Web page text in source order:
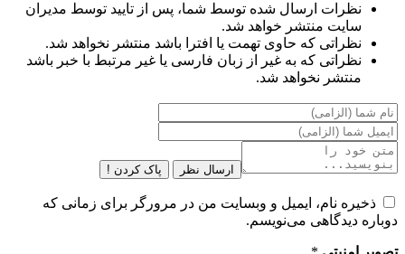
نظرات ارسال شده توسط شما، پس از تایید توسط مدیران
سایت منتشر خواهد شد.
نظراتی که حاوی تهمت یا افترا باشد منتشر نخواهد شد.
نظراتی که به غیر از زبان فارسی یا غیر مرتبط با خبر باشد
منتشر نخواهد شد.
ارسال نظر پاک کردن !
ذخیره نام، ایمیل و وبسایت من در مرورگر برای زمانی که
دوباره دیدگاهی می‌نویسم.